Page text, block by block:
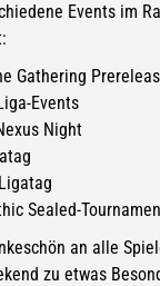
Events im
Gathering
Events
Night
Sealed-
an alle
zu etwas